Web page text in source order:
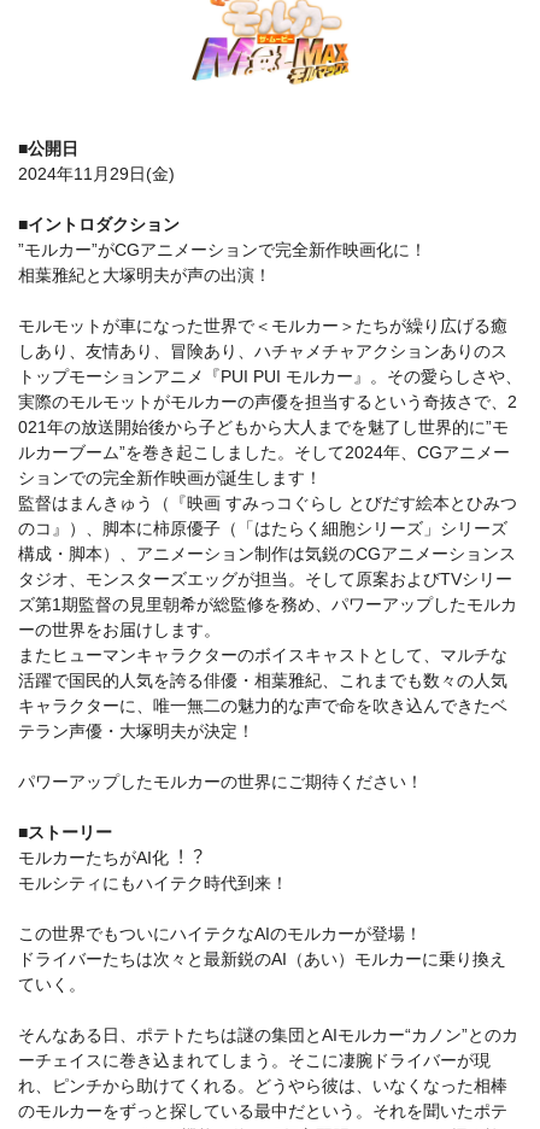
■公開日
2024年11月29日(金)
■イントロダクション
”モルカー”がCGアニメーションで完全新作映画化に！
相葉雅紀と大塚明夫が声の出演！
モルモットが車になった世界で＜モルカー＞たちが繰り広げる癒
しあり、友情あり、冒険あり、ハチャメチャアクションありのス
トップモーションアニメ『PUI PUI モルカー』。その愛らしさや、
実際のモルモットがモルカーの声優を担当するという奇抜さで、2
021年の放送開始後から子どもから大人までを魅了し世界的に”モ
ルカーブーム”を巻き起こしました。そして2024年、CGアニメー
ションでの完全新作映画が誕生します！
監督はまんきゅう（『映画 すみっコぐらし とびだす絵本とひみつ
のコ』）、脚本に柿原優子（「はたらく細胞シリーズ」シリーズ
構成・脚本）、アニメーション制作は気鋭のCGアニメーションス
タジオ、モンスターズエッグが担当。そして原案およびTVシリー
ズ第1期監督の見里朝希が総監修を務め、パワーアップしたモルカ
ーの世界をお届けします。
またヒューマンキャラクターのボイスキャストとして、マルチな
活躍で国民的人気を誇る俳優・相葉雅紀、これまでも数々の人気
キャラクターに、唯一無二の魅力的な声で命を吹き込んできたベ
テラン声優・大塚明夫が決定！
パワーアップしたモルカーの世界にご期待ください！
■ストーリー
モルカーたちがAI化︕︖
モルシティにもハイテク時代到来！
この世界でもついにハイテクなAIのモルカーが登場！
ドライバーたちは次々と最新鋭のAI（あい）モルカーに乗り換え
ていく。
そんなある⽇、ポテトたちは謎の集団とAIモルカー“カノン”とのカ
ーチェイスに巻き込まれてしまう。そこに凄腕ドライバーが現
れ、ピンチから助けてくれる。どうやら彼は、いなくなった相棒
のモルカーをずっと探している最中だという。それを聞いたポテ